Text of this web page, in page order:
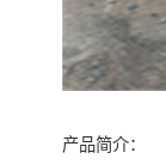
产品简介：